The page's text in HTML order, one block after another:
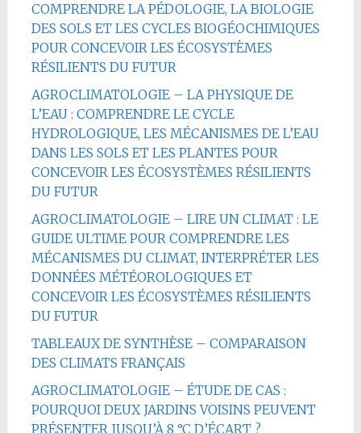
COMPRENDRE LA PÉDOLOGIE, LA BIOLOGIE
DES SOLS ET LES CYCLES BIOGÉOCHIMIQUES
POUR CONCEVOIR LES ÉCOSYSTÈMES
RÉSILIENTS DU FUTUR
AGROCLIMATOLOGIE – LA PHYSIQUE DE
L’EAU : COMPRENDRE LE CYCLE
HYDROLOGIQUE, LES MÉCANISMES DE L’EAU
DANS LES SOLS ET LES PLANTES POUR
CONCEVOIR LES ÉCOSYSTÈMES RÉSILIENTS
DU FUTUR
AGROCLIMATOLOGIE – LIRE UN CLIMAT : LE
GUIDE ULTIME POUR COMPRENDRE LES
MÉCANISMES DU CLIMAT, INTERPRÉTER LES
DONNÉES MÉTÉOROLOGIQUES ET
CONCEVOIR LES ÉCOSYSTÈMES RÉSILIENTS
DU FUTUR
TABLEAUX DE SYNTHÈSE – COMPARAISON
DES CLIMATS FRANÇAIS
AGROCLIMATOLOGIE – ÉTUDE DE CAS :
POURQUOI DEUX JARDINS VOISINS PEUVENT
PRÉSENTER JUSQU’À 8 °C D’ÉCART ?